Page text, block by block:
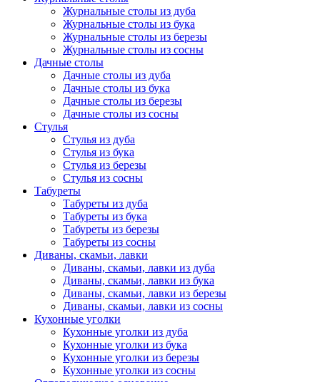
Журнальные столы из дуба
Журнальные столы из бука
Журнальные столы из березы
Журнальные столы из сосны
Дачные столы
Дачные столы из дуба
Дачные столы из бука
Дачные столы из березы
Дачные столы из сосны
Стулья
Стулья из дуба
Стулья из бука
Стулья из березы
Стулья из сосны
Табуреты
Табуреты из дуба
Табуреты из бука
Табуреты из березы
Табуреты из сосны
Диваны, скамьи, лавки
Диваны, скамьи, лавки из дуба
Диваны, скамьи, лавки из бука
Диваны, скамьи, лавки из березы
Диваны, скамьи, лавки из сосны
Кухонные уголки
Кухонные уголки из дуба
Кухонные уголки из бука
Кухонные уголки из березы
Кухонные уголки из сосны